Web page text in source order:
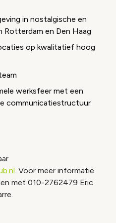
in nostalgische en
en Den Haag
op kwalitatief hoog
werksfeer met een
communicatiestructuur
. Voor meer informatie
met 010-2762479 Eric